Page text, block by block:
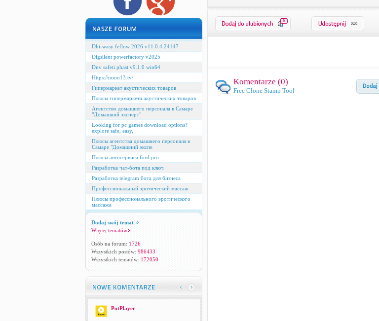
Dhi-wasy feflow 2026 v11.0.4.24147
Digsilent powerfactory v2025
Dnv safeti phast v9.1.0 win64
Https://nooo13.tv/
Гипермаркет акустических товаров
Плюсы гипермаркета акустических товаров
Агентство домашнего персонала в Самаре
"Домашний эксперт"
Looking for pc games download options?
explore safe, easy,
Плюсы агентства домашнего персонала в
Самаре "Домашний экспе
Плюсы автосервиса ford pro
Разработка чат-бота под ключ
Разработка telegram бота для бизнеса
Профессиональный эротический массаж
Плюсы профессионального эротического
массажа
Dodaj swój temat
Więcej tematów
Osób na forum: 1726
Wszystkich postów: 986433
Wszystkich tematów: 172050
PotPlayer
0
Komentarze (0)
Free Clone Stamp Tool